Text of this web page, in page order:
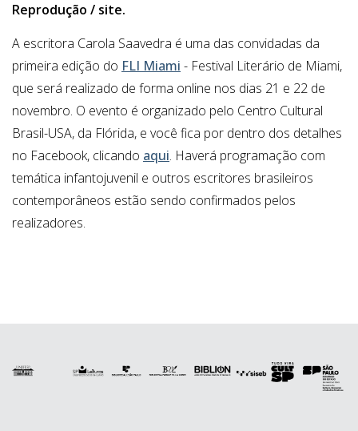
Reprodução / site.
A escritora Carola Saavedra é uma das convidadas da
primeira edição do FLI Miami - Festival Literário de Miami,
que será realizado de forma online nos dias 21 e 22 de
novembro. O evento é organizado pelo Centro Cultural
Brasil-USA, da Flórida, e você fica por dentro dos detalhes
no Facebook, clicando aqui. Haverá programação com
temática infantojuvenil e outros escritores brasileiros
contemporâneos estão sendo confirmados pelos
realizadores.